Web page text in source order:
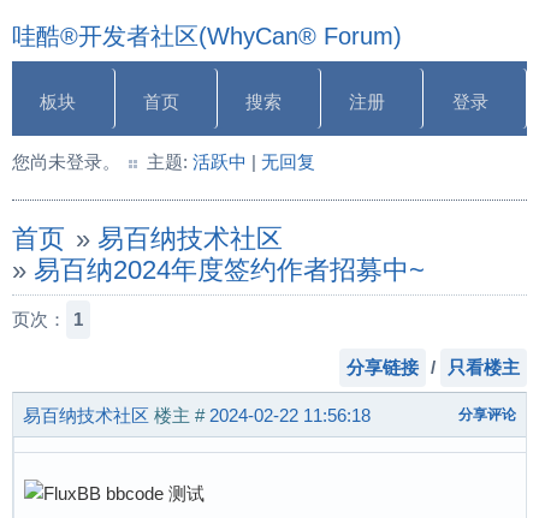
哇酷®开发者社区(WhyCan® Forum)
板块 首页 搜索 注册 登录
您尚未登录。 主题: 活跃中 | 无回复
首页 » 易百纳技术社区
» 易百纳2024年度签约作者招募中~
页次： 1
分享链接 / 只看楼主
易百纳技术社区 楼主 # 2024-02-22 11:56:18 分享评论